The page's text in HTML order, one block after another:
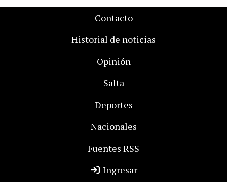
Contacto
Historial de noticias
Opinión
Salta
Deportes
Nacionales
Fuentes RSS
Ingresar